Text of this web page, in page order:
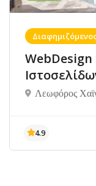
Λεωφόρος